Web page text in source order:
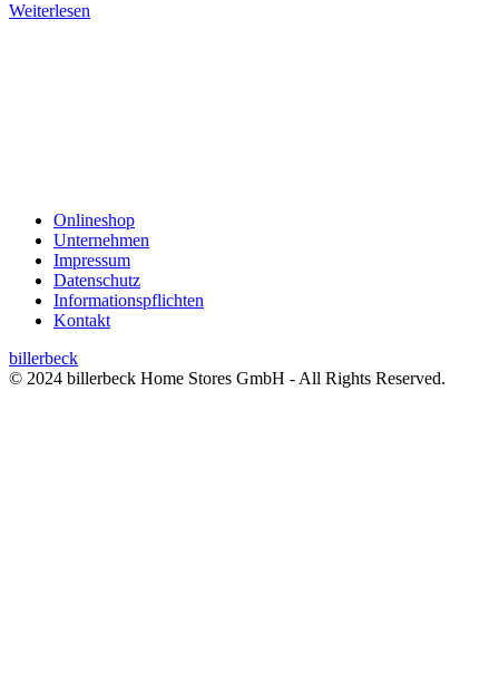
Weiterlesen
Onlineshop
Unternehmen
Impressum
Datenschutz
Informationspflichten
Kontakt
billerbeck
© 2024 billerbeck Home Stores GmbH - All Rights Reserved.